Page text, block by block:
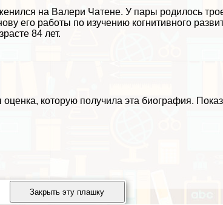
на Валери Чатене. У пары родилось
его работы по изучению когнитивного
84 лет.
которую получила эта биография.
Закрыть эту плашку